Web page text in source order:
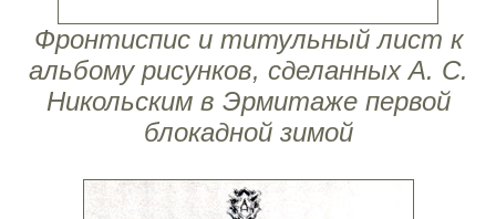
Фронтиспис и титульный лист к
альбому рисунков, сделанных А. С.
Никольским в Эрмитаже первой
блокадной зимой